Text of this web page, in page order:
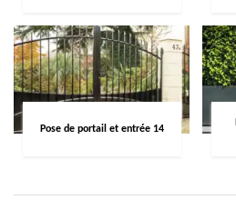
Pose de portail et entrée 14